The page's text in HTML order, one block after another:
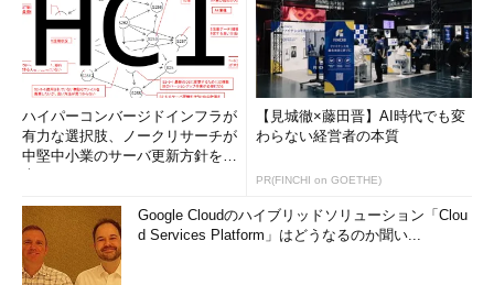
ハイパーコンバージドインフラが
有力な選択肢、ノークリサーチが
中堅中小業のサーバ更新方針を調
【見城徹×藤田晋】AI時代でも変
わらない経営者の本質
PR(FINCHI on GOETHE)
Google Cloudのハイブリッドソリューション「Clou
d Services Platform」はどうなるのか聞い...